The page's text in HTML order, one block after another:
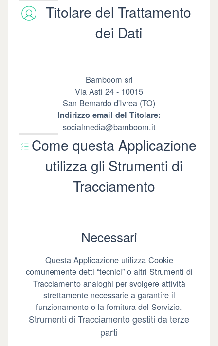
Titolare del Trattamento
dei Dati
Bamboom srl
Via Asti 24 - 10015
San Bernardo d'Ivrea (TO)
Indirizzo email del Titolare:
socialmedia@bamboom.it
Come questa Applicazione
utilizza gli Strumenti di
Tracciamento
Necessari
Questa Applicazione utilizza Cookie
comunemente detti “tecnici” o altri Strumenti di
Tracciamento analoghi per svolgere attività
strettamente necessarie a garantire il
funzionamento o la fornitura del Servizio.
Strumenti di Tracciamento gestiti da terze
parti